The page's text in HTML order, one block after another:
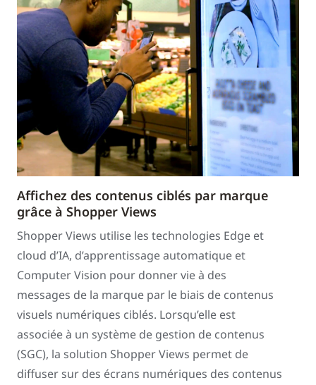
Affichez des contenus ciblés par marque
grâce à Shopper Views
Shopper Views utilise les technologies Edge et
cloud d’IA, d’apprentissage automatique et
Computer Vision pour donner vie à des
messages de la marque par le biais de contenus
visuels numériques ciblés. Lorsqu’elle est
associée à un système de gestion de contenus
(SGC), la solution Shopper Views permet de
diffuser sur des écrans numériques des contenus